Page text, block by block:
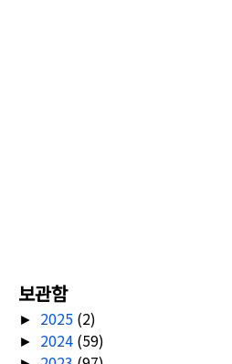
보관함
► 2025 (2)
► 2024 (59)